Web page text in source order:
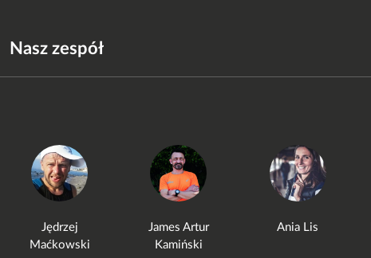
Nasz zespół
Jędrzej
Maćkowski
James Artur
Kamiński
Ania Lis